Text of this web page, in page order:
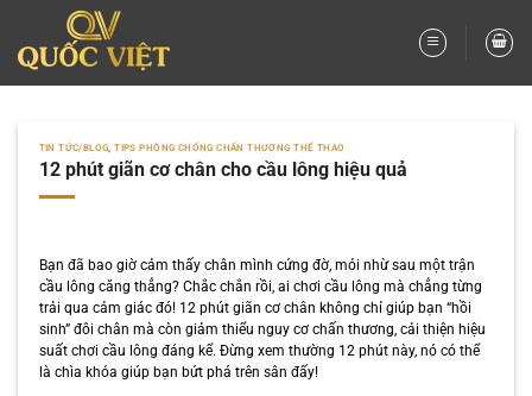
nội
dung
TIN TỨC/BLOG ,TIPS PHÒNG CHỐNG CHẤN THƯƠNG THỂ THAO
12 phút giãn cơ chân cho cầu lông hiệu quả
Bạn đã bao giờ cảm thấy chân mình cứng đờ, mỏi nhừ sau một trận
cầu lông căng thẳng? Chắc chắn rồi, ai chơi cầu lông mà chẳng từng
trải qua cảm giác đó! 12 phút giãn cơ chân không chỉ giúp bạn “hồi
sinh” đôi chân mà còn giảm thiểu nguy cơ chấn thương, cải thiện hiệu
suất chơi cầu lông đáng kể. Đừng xem thường 12 phút này, nó có thể
là chìa khóa giúp bạn bứt phá trên sân đấy!